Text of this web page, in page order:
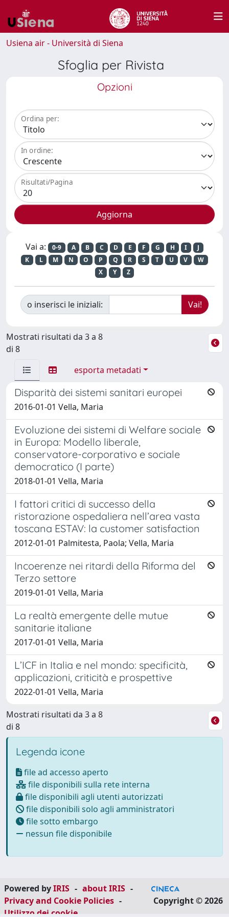
Usiena air - Università di Siena
Sfoglia per Rivista
Opzioni
Ordina per:
In ordine:
Risultati/Pagina
Vai a: 0-9 A B C D E F G H I
J
K
L M N O P Q R S T U V
W
X
Y Z
o inserisci le iniziali:
Mostrati risultati da 3 a 8
di 8
esporta metadati
Disparità dei sistemi sanitari europei
2016-01-01 Vella, Maria
Evoluzione dei sistemi di Welfare sociale
in Europa: Modello liberale,
conservatore-corporativo e sociale
democratico (I parte)
2018-01-01 Vella, Maria
I fattori critici di successo della
ristorazione ospedaliera nell’area vasta
toscana ESTAV: la customer satisfaction
2012-01-01 Palmitesta, Paola; Vella, Maria
Incoerenze nei ritardi della Riforma del
Terzo settore
2019-01-01 Vella, Maria
La realtà emergente delle mutue
sanitarie italiane
2017-01-01 Vella, Maria
L’ICF in Italia e nel mondo: specificità,
applicazioni, criticità e prospettive
2022-01-01 Vella, Maria
Mostrati risultati da 3 a 8
di 8
Legenda icone
file ad accesso aperto
file disponibili sulla rete interna
file disponibili agli utenti autorizzati
file disponibili solo agli amministratori
file sotto embargo
nessun file disponibile
Powered byIRIS - about IRIS -
Privacy and Cookie Policies -
Utilizzo dei cookie
Copyright © 2026